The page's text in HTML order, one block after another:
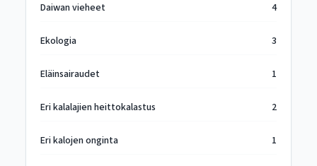
Daiwan vieheet 4
Ekologia 3
Eläinsairaudet 1
Eri kalalajien heittokalastus 2
Eri kalojen onginta 1